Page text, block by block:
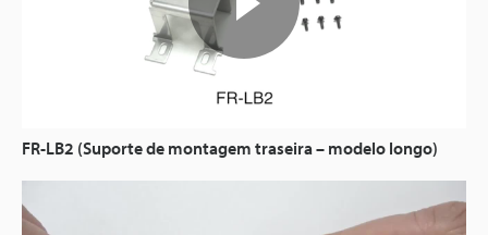
FR-LB2 (Suporte de montagem traseira – modelo longo)